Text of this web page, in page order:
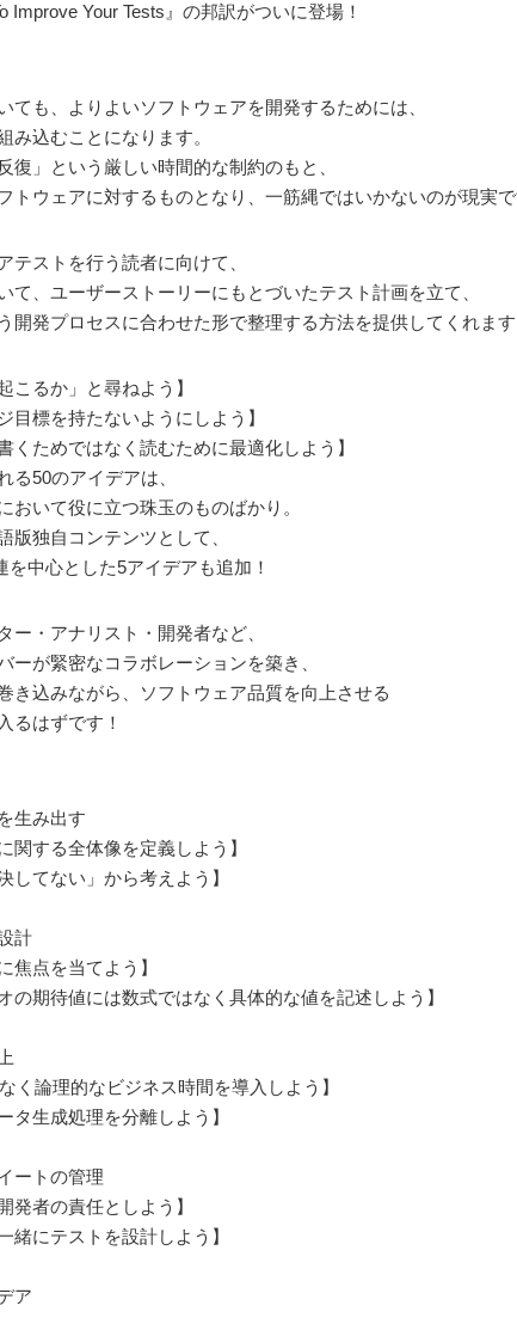
Improve Your Tests』の邦訳がついに登場！
ても、よりよいソフトウェアを開発するためには、
み込むことになります。
復」という厳しい時間的な制約のもと、
トウェアに対するものとなり、一筋縄ではいかないのが現実で
テストを行う読者に向けて、
て、ユーザーストーリーにもとづいたテスト計画を立て、
開発プロセスに合わせた形で整理する方法を提供してくれます
こるか」と尋ねよう】
目標を持たないようにしよう】
くためではなく読むために最適化しよう】
る50のアイデアは、
おいて役に立つ珠玉のものばかり。
版独自コンテンツとして、
中心とした5アイデアも追加！
ー・アナリスト・開発者など、
ーが緊密なコラボレーションを築き、
き込みながら、ソフトウェア品質を向上させる
るはずです！
生み出す
する全体像を定義しよう】
てない」から考えよう】
計
点を当てよう】
期待値には数式ではなく具体的な値を記述しよう】
く論理的なビジネス時間を導入しよう】
生成処理を分離しよう】
ートの管理
者の責任としよう】
にテストを設計しよう】
ア